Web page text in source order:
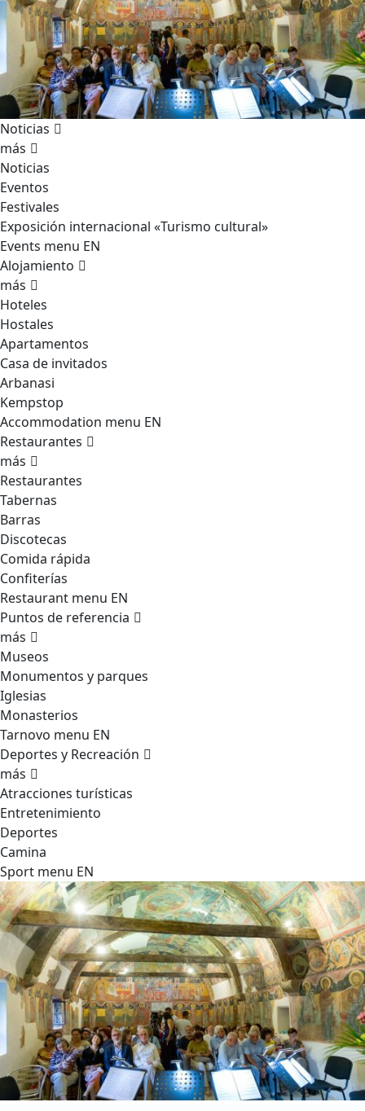
Noticias
más
Noticias
Eventos
Festivales
Exposición internacional «Turismo cultural»
Events menu EN
Alojamiento
más
Hoteles
Hostales
Apartamentos
Casa de invitados
Arbanasi
Kempstop
Accommodation menu EN
Restaurantes
más
Restaurantes
Tabernas
Barras
Discotecas
Comida rápida
Confiterías
Restaurant menu EN
Puntos de referencia
más
Museos
Monumentos y parques
Iglesias
Monasterios
Tarnovo menu EN
Deportes y Recreación
más
Atracciones turísticas
Entretenimiento
Deportes
Camina
Sport menu EN